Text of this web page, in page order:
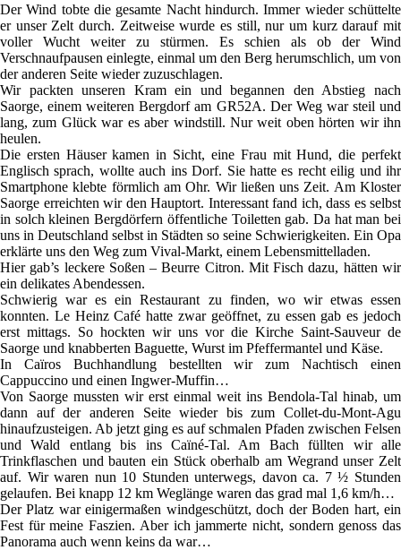
Der Wind tobte die gesamte Nacht hindurch. Immer wieder schüttelte
er unser Zelt durch. Zeitweise wurde es still, nur um kurz darauf mit
voller Wucht weiter zu stürmen. Es schien als ob der Wind
Verschnaufpausen einlegte, einmal um den Berg herumschlich, um von
der anderen Seite wieder zuzuschlagen.
Wir packten unseren Kram ein und begannen den Abstieg nach
Saorge, einem weiteren Bergdorf am GR52A. Der Weg war steil und
lang, zum Glück war es aber windstill. Nur weit oben hörten wir ihn
heulen.
Die ersten Häuser kamen in Sicht, eine Frau mit Hund, die perfekt
Englisch sprach, wollte auch ins Dorf. Sie hatte es recht eilig und ihr
Smartphone klebte förmlich am Ohr. Wir ließen uns Zeit. Am Kloster
Saorge erreichten wir den Hauptort. Interessant fand ich, dass es selbst
in solch kleinen Bergdörfern öffentliche Toiletten gab. Da hat man bei
uns in Deutschland selbst in Städten so seine Schwierigkeiten. Ein Opa
erklärte uns den Weg zum Vival-Markt, einem Lebensmittelladen.
Hier gab’s leckere Soßen – Beurre Citron. Mit Fisch dazu, hätten wir
ein delikates Abendessen.
Schwierig war es ein Restaurant zu finden, wo wir etwas essen
konnten. Le Heinz Café hatte zwar geöffnet, zu essen gab es jedoch
erst mittags. So hockten wir uns vor die Kirche Saint-Sauveur de
Saorge und knabberten Baguette, Wurst im Pfeffermantel und Käse.
In Caïros Buchhandlung bestellten wir zum Nachtisch einen
Cappuccino und einen Ingwer-Muffin…
Von Saorge mussten wir erst einmal weit ins Bendola-Tal hinab, um
dann auf der anderen Seite wieder bis zum Collet-du-Mont-Agu
hinaufzusteigen. Ab jetzt ging es auf schmalen Pfaden zwischen Felsen
und Wald entlang bis ins Caïné-Tal. Am Bach füllten wir alle
Trinkflaschen und bauten ein Stück oberhalb am Wegrand unser Zelt
auf. Wir waren nun 10 Stunden unterwegs, davon ca. 7 ½ Stunden
gelaufen. Bei knapp 12 km Weglänge waren das grad mal 1,6 km/h…
Der Platz war einigermaßen windgeschützt, doch der Boden hart, ein
Fest für meine Faszien. Aber ich jammerte nicht, sondern genoss das
Panorama auch wenn keins da war…